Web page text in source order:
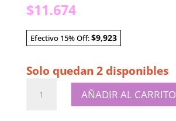
$11.674
Efectivo 15% Off:$9,923
Solo quedan 2 disponibles
Fernet
AÑADIR AL CARRITO